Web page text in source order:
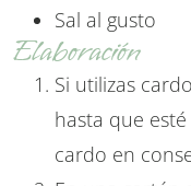
Sal al gusto
Elaboración
Si utilizas
hasta que
cardo en